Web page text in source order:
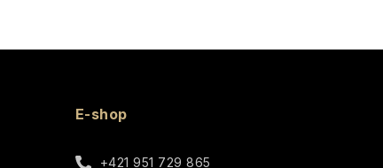
E-shop
+421 951 729 865